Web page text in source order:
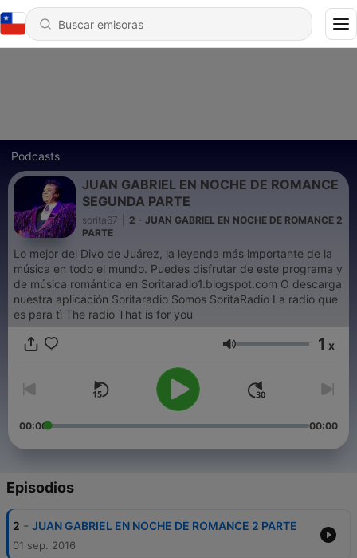
Podcasts
JUAN GABRIEL EN NOCHE DE ROMANCE
SEGUNDA PARTE
sorita67
2 - JUAN GABRIEL EN NOCHE DE ROMANCE 2
PARTE
Lo mejor del Divo de Juárez, la leyenda más importante de la
música en todo el mundo. Puedes disfrutar de este programa y
de música romántica en Soritaradio1.blogspot.com O descarga
nuestra aplicación Soritaradio Somos SoritaRadio La radio que
es para tì The radio That is for you
Volumen 1 x
00:00 00:00
Episodios
2 - JUAN GABRIEL EN NOCHE DE ROMANCE 2 PARTE
01 sep. 2016